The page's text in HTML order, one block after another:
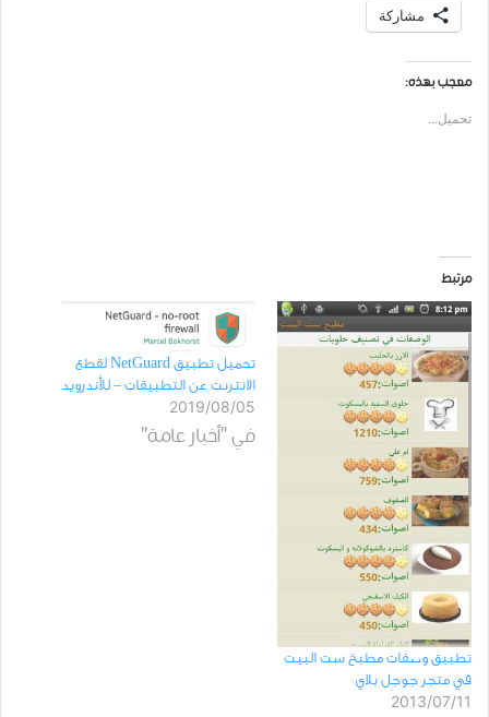
مشاركة
معجب بهذه:
تحميل...
مرتبط
تطبيق وصفات مطبخ ست البيت
في متجر جوجل بلاي
2013/07/11
ﺗﺤﻤﻴﻞ تطبيق NetGuard لقطع
ﺍﻻﻧﺘﺮﻧﺖ ﻋﻦ ﺍﻟﺘﻄﺒﻴﻘﺎﺕ – ﻟﻸﻧﺪﺭﻭﻳﺪ
2019/08/05
في "أخبار عامة"